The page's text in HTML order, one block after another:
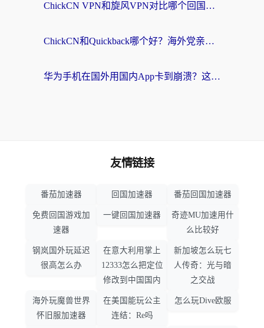
ChickCN VPN和旋风VPN对比哪个回国效果更好？海外党亲测实用指南
ChickCN和Quickback哪个好？海外党亲测回国加速器，轻松解锁国内资源（附避坑指南）
华为手机在国外用国内App卡到崩溃？这篇加速器指南帮你无缝刷剧打游戏
友情链接
番茄加速器 回国加速器 番茄回国加速器
免费回国游戏加
速器
一键回国加速器
奇迹MU加速用什
么比较好
钢岚国外玩延迟
很高怎么办
在意大利用掌上
12333怎么把定位
修改到中国国内
新加坡怎么玩七
人传奇：光与暗
之交战
海外玩魔兽世界
怀旧服加速器
在美国能玩公主
连结：Re吗
怎么玩Dive欧服